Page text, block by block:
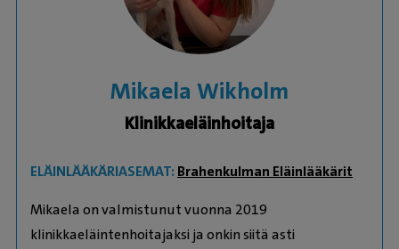
Mikaela Wikholm
Klinikkaeläinhoitaja
ELÄINLÄÄKÄRIASEMAT: Brahenkulman Eläinlääkärit
Mikaela on valmistunut vuonna 2019
klinikkaeläintenhoitajaksi ja onkin siitä asti